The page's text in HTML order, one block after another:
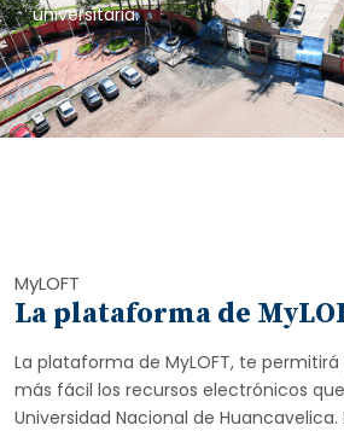
universitaria.
MyLOFT
La plataforma de
La plataforma de MyLOFT, te
más fácil los recursos electrónicos
Universidad Nacional de